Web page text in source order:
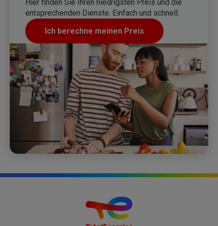
Hier finden Sie Ihren niedrigsten Preis und die
entsprechenden Dienste. Einfach und schnell.
Ich berechne meinen Preis